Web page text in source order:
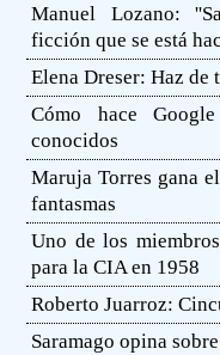
Manuel Lozano:
ficción que se está
Elena Dreser: Haz
Cómo hace
conocidos
Maruja Torres gana
fantasmas
Uno de los
para la CIA en 1958
Roberto Juarroz:
Saramago opina